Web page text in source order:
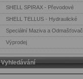
SHELL SPIRAX - Převodové
SHELL TELLUS - Hydraulické
Speciální Maziva a
Výprodej
Vyhledávání